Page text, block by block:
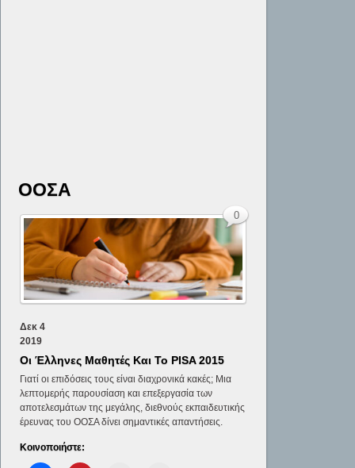
ΟΟΣΑ
Δεκ 4
2019
Οι Έλληνες Μαθητές Και Το PISA 2015
Γιατί οι επιδόσεις τους είναι διαχρονικά κακές; Μια
λεπτομερής παρουσίαση και επεξεργασία των
αποτελεσμάτων της μεγάλης, διεθνούς εκπαιδευτικής
έρευνας του ΟΟΣΑ δίνει σημαντικές απαντήσεις.
Κοινοποιήστε:
0